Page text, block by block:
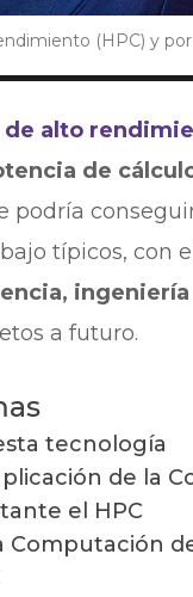
(HPC) y
alto
de
podría
típicos, con
a futuro.
tecnología
de la
el HPC
Computación